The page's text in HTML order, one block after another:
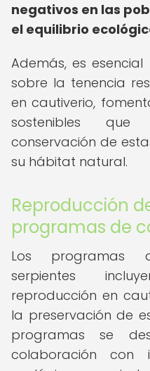
negativos en las
el equilibrio
Además, es
sobre la tenencia
en cautiverio,
sostenibles
conservación de
su hábitat natural.
Reproducción
programas de
Los programas
serpientes
reproducción en
la preservación de
programas se
colaboración con